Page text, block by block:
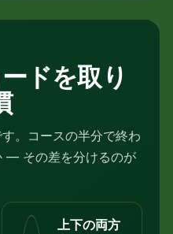
ドを取り
。コースの半分で終わ
— その差を分けるのが
上下の両方